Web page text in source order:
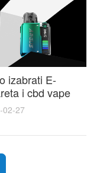
izabrati E-
i cbd vape
sigurnost
savjeti za
02-27